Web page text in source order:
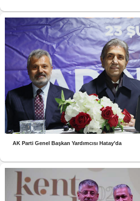
AK Parti Genel Başkan Yardımcısı Hatay’da